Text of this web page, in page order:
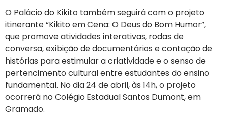
O Palácio do Kikito também seguirá com o projeto
itinerante “Kikito em Cena: O Deus do Bom Humor”,
que promove atividades interativas, rodas de
conversa, exibição de documentários e contação de
histórias para estimular a criatividade e o senso de
pertencimento cultural entre estudantes do ensino
fundamental. No dia 24 de abril, às 14h, o projeto
ocorrerá no Colégio Estadual Santos Dumont, em
Gramado.